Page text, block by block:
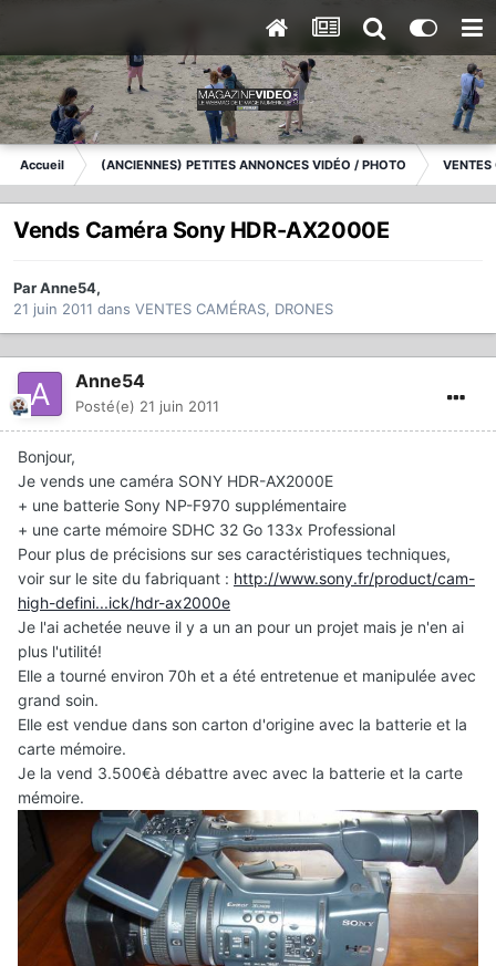
Accueil (ANCIENNES) PETITES ANNONCES VIDÉO / PHOTO VENTES
Vends Caméra Sony HDR-AX2000E
ParAnne54,
21 juin 2011 dans VENTES CAMÉRAS, DRONES
Anne54
Posté(e) 21 juin 2011
Bonjour,
Je vends une caméra SONY HDR-AX2000E
+ une batterie Sony NP-F970 supplémentaire
+ une carte mémoire SDHC 32 Go 133x Professional
Pour plus de précisions sur ses caractéristiques techniques,
voir sur le site du fabriquant : http://www.sony.fr/product/cam-
high-defini...ick/hdr-ax2000e
Je l'ai achetée neuve il y a un an pour un projet mais je n'en ai
plus l'utilité!
Elle a tourné environ 70h et a été entretenue et manipulée avec
grand soin.
Elle est vendue dans son carton d'origine avec la batterie et la
carte mémoire.
Je la vend 3.500€à débattre avec avec la batterie et la carte
mémoire.